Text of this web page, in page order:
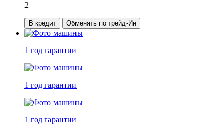
2
В кредит Обменять по трейд-Ин
1 год гарантии
1 год гарантии
1 год гарантии